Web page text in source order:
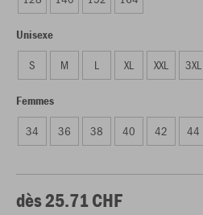
Unisexe
S M L XL XXL 3XL
Femmes
34 36 38 40 42 44
dès 25.71 CHF